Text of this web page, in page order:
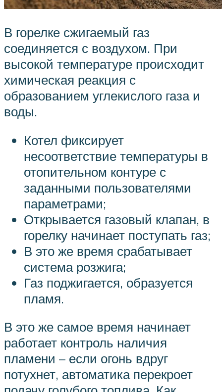
В горелке сжигаемый газ
соединяется с воздухом. При
высокой температуре происходит
химическая реакция с
образованием углекислого газа и
воды.
Котел фиксирует
несоответствие температуры в
отопительном контуре с
заданными пользователями
параметрами;
Открывается газовый клапан, в
горелку начинает поступать газ;
В это же время срабатывает
система розжига;
Газ поджигается, образуется
пламя.
В это же самое время начинает
работает контроль наличия
пламени – если огонь вдруг
потухнет, автоматика перекроет